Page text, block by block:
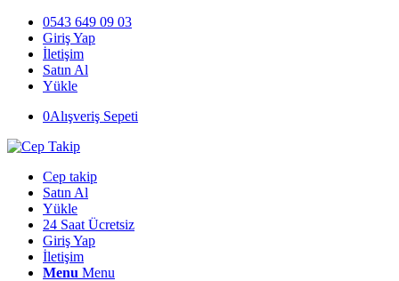
0543 649 09 03
Giriş Yap
İletişim
Satın Al
Yükle
0Alışveriş Sepeti
Cep takip
Satın Al
Yükle
24 Saat Ücretsiz
Giriş Yap
İletişim
Menu Menu